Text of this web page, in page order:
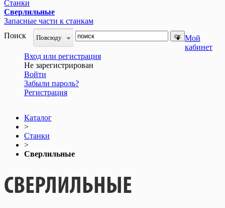
Станки
Сверлильные
Запасные части к станкам
Поиск
Повсюду
Мой
кабинет
Вход или регистрация
Не зарегистрирован
Войти
Забыли пароль?
Регистрация
Каталог
>
Станки
>
Сверлильные
СВЕРЛИЛЬНЫЕ